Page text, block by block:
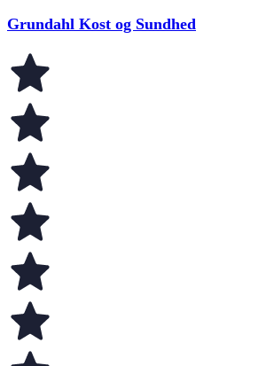
Grundahl Kost og Sundhed